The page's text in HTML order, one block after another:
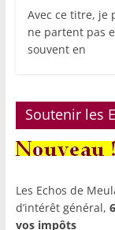
Avec ce titre, je
ne partent pas
souvent en
Soutenir les
Les Echos de
d’intérêt général,
vos impôts